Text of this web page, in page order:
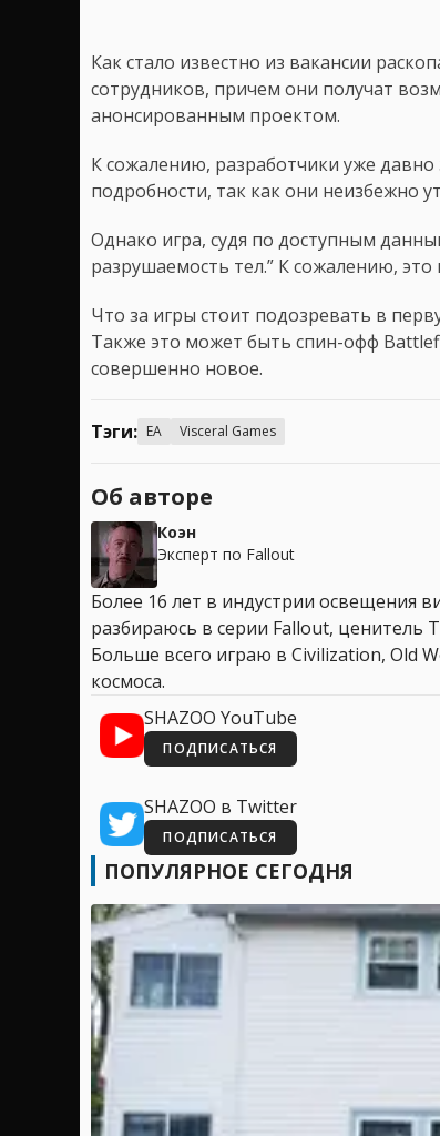
Как стало известно из вакансии
сотрудников, причем они получат
анонсированным проектом.
К сожалению, разработчики уже
подробности, так как они неизбежно
Однако игра, судя по доступным
разрушаемость тел.” К сожалению, это
Что за игры стоит подозревать в
Также это может быть спин-офф
совершенно новое.
Тэги: EA Visceral Games
Об авторе
Коэн
Эксперт по Fallout
Более 16 лет в индустрии освещения
разбираюсь в серии Fallout, ценитель
Больше всего играю в Civilization, Old
космоса.
SHAZOO YouTube
ПОДПИСАТЬСЯ
SHAZOO в Twitter
ПОДПИСАТЬСЯ
ПОПУЛЯРНОЕ СЕГОДНЯ